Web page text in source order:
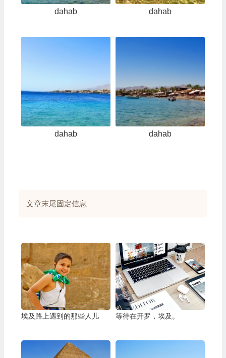
dahab dahab
dahab dahab
文章末尾固定信息
埃及路上遇到的那些人儿 等待在开罗，埃及。